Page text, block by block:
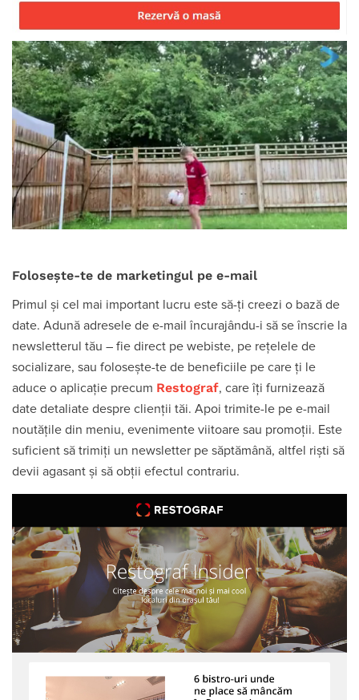
Folosește-te de marketingul pe e-mail
Primul și cel mai important lucru este să-ți creezi o bază de
date. Adună adresele de e-mail încurajându-i să se înscrie la
newsletterul tău – fie direct pe webiste, pe rețelele de
socializare, sau folosește-te de beneficiile pe care ți le
aduce o aplicație precum Restograf, care îți furnizează
date detaliate despre clienții tăi. Apoi trimite-le pe e-mail
noutățile din meniu, evenimente viitoare sau promoții. Este
suficient să trimiți un newsletter pe săptămână, altfel riști să
devii agasant și să obții efectul contrariu.